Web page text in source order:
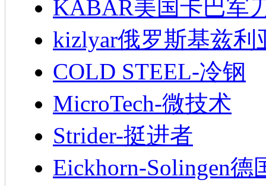
KABAR美国卡巴军
kizlyar俄罗斯基兹利
COLD STEEL-冷钢
MicroTech-微技术
Strider-挺进者
Eickhorn-Solingen德